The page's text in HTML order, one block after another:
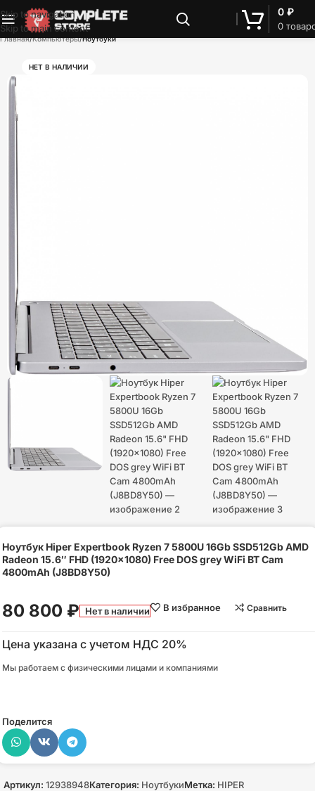
Skip to navigation
Skip to main content
0
0 ₽
Главная Компьютеры Ноутбуки
НЕТ В НАЛИЧИИ
Ноутбук Hiper Expertbook Ryzen 7 5800U 16Gb SSD512Gb AMD
Radeon 15.6″ FHD (1920×1080) Free DOS grey WiFi BT Cam
4800mAh (J8BD8Y50)
80 800 ₽ Нет в наличии В избранное Сравнить
Цена указана с учетом НДС 20%
Мы работаем с физическими лицами и компаниями
Поделится
Артикул: 12938948Категория: НоутбукиМетка: HIPER